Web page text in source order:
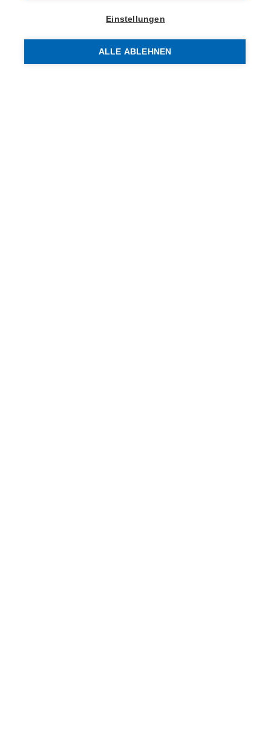
Einstellungen
ALLE ABLEHNEN